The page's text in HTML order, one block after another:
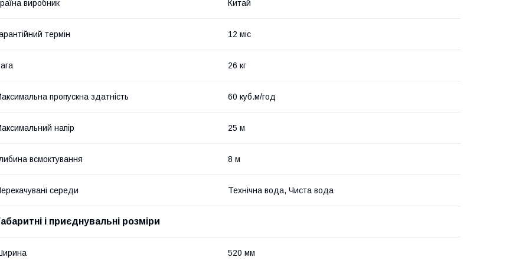
виробник Китай
термін 12 міс
26 кг
пропускна здатність 60 куб.м/год
напір 25 м
всмоктування 8 м
середи Технічна вода, Чиста вода
і приєднувальні розміри
520 мм